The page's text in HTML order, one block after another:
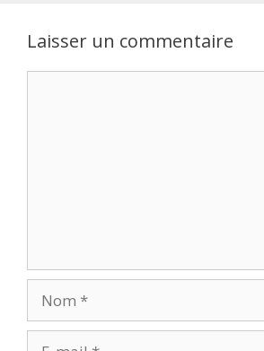
Laisser un commentaire